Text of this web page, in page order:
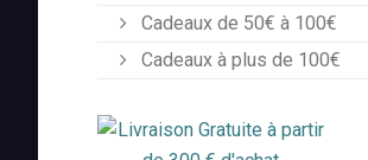
Cadeaux de 50€ à 100€
Cadeaux à plus de 100€